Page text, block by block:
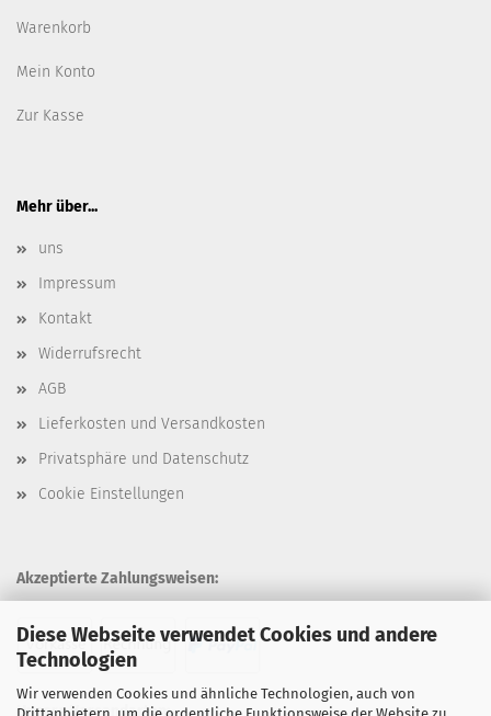
Diese Webseite verwendet Cookies und andere
Technologien
Wir verwenden Cookies und ähnliche Technologien, auch von
Drittanbietern, um die ordentliche Funktionsweise der Website zu
Warenkorb
Mein Konto
Zur Kasse
Mehr über...
uns
Impressum
Kontakt
Widerrufsrecht
AGB
Lieferkosten und Versandkosten
Privatsphäre und Datenschutz
Cookie Einstellungen
Akzeptierte Zahlungsweisen:
Unsere Versandarten: